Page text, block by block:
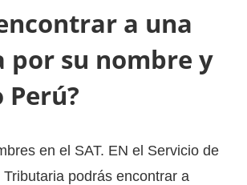
a una
por su nombre y
en el SAT. EN el Servicio de
podrás encontrar a